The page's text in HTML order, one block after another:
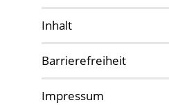
Inhalt
Barrierefreiheit
Impressum